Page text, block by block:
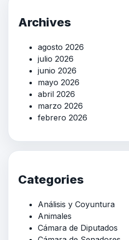
Archives
agosto 2026
julio 2026
junio 2026
mayo 2026
abril 2026
marzo 2026
febrero 2026
Categories
Análisis y Coyuntura
Animales
Cámara de Diputados